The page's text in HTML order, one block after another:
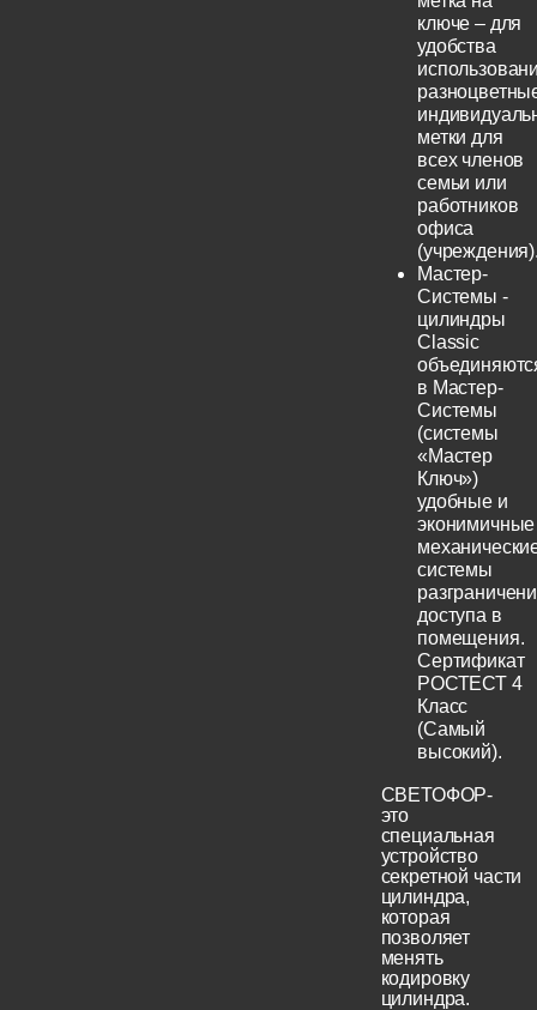
ключе – для
удобства
метки для
всех членов
семьи или
работников
офиса
Мастер-
Системы -
цилиндры
Classic
в Мастер-
Системы
(системы
«Мастер
Ключ»)
удобные и
эконимичные
системы
доступа в
помещения.
Сертификат
РОСТЕСТ 4
Класс
(Самый
высокий).
СВЕТОФОР-
это
специальная
устройство
секретной части
цилиндра,
которая
позволяет
менять
кодировку
цилиндра.